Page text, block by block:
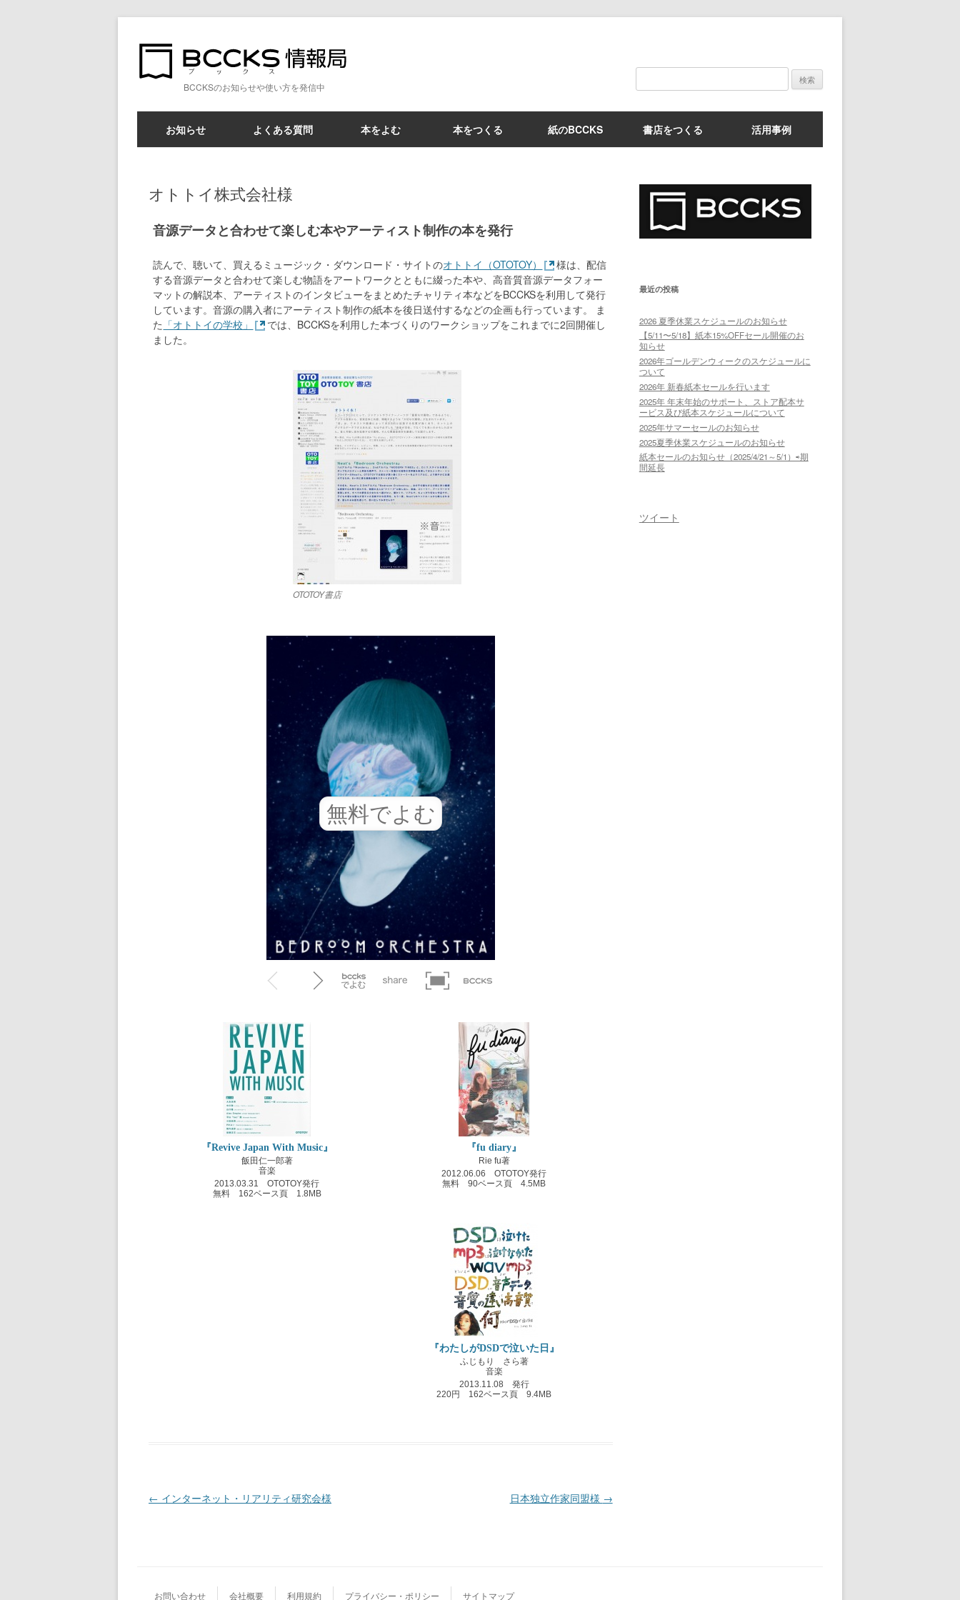
BCCKSのお知らせや使い方を発信中
検
お知らせ よくある質問 本をよむ 本をつくる 紙のBCCKS 書店をつくる 活用事例
オトトイ株式会社様
音源データと合わせて楽しむ本やアーティスト制作の本を発行
読んで、聴いて、買えるミュージック・ダウンロード・サイトのオトトイ（OTOTOY）
様は、配信
する音源データと合わせて楽しむ物語をアートワークとともに綴った本や、高音質音源データフォー
マットの解説本、アーティストのインタビューをまとめたチャリティ本などをBCCKSを利用して発行
しています。音源の購入者にアーティスト制作の紙本を後日送付するなどの企画も行っています。 ま
た 「オトトイの学校」
では、BCCKSを利用した本づくりのワークショップをこれまでに2回開催し
ました。
OTOTOY書店
『Revive Japan With Music』
飯田仁一郎著
音楽
2013.03.31 OTOTOY発行
無料 162ベース頁 1.8MB
『fu diary』
Rie fu著
2012.06.06 OTOTOY発行
無料 90ベース頁 4.5MB
『わたしがDSDで泣いた日』
ふじもり さら著
音楽
2013.11.08 発行
220円 162ベース頁 9.4MB
投稿ナビゲーション
← インターネット・リアリティ研究会様 日本独立作家同盟様 →
最近の投稿
2026 夏季休業スケジュールのお知らせ
【5/11〜5/18】紙本15%OFFセール開催のお
知らせ
2026年ゴールデンウィークのスケジュールに
ついて
2026年 新春紙本セールを行います
2025年 年末年始のサポート、ストア配本サ
ービス及び紙本スケジュールについて
2025年サマーセールのお知らせ
2025夏季休業スケジュールのお知らせ
紙本セールのお知らせ（2025/4/21～5/1）⇨期
間延長
ツイート
お問い合わせ 会社概要 利用規約 プライバシー・ポリシー サイトマップ